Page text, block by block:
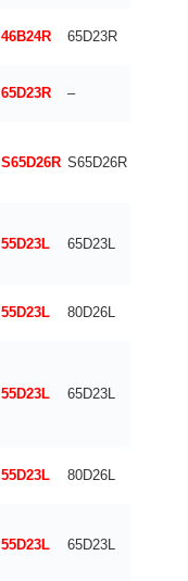
46B24R 65D23R
65D23R –
S65D26R S65D26R
55D23L 65D23L
55D23L 80D26L
55D23L 65D23L
55D23L 80D26L
55D23L 65D23L